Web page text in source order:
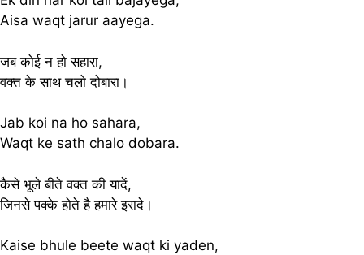
Aisa waqt jarur aayega.
जब कोई न हो सहारा,
वक्त के साथ चलो दोबारा।
Jab koi na ho sahara,
Waqt ke sath chalo dobara.
कैसे भूले बीते वक्त की यादें,
जिनसे पक्के होते है हमारे इरादे।
Kaise bhule beete waqt ki yaden,